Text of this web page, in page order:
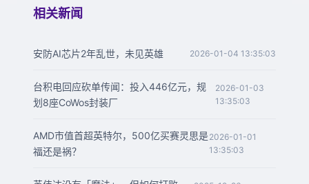
相关新闻
安防AI芯片2年乱世，未见英雄 2026-01-04 13:35:03
台积电回应砍单传闻：投入446亿元，规
划8座CoWos封装厂
2026-01-03
13:35:03
AMD市值首超英特尔，500亿买赛灵思是
福还是祸？
2026-01-01
13:35:03